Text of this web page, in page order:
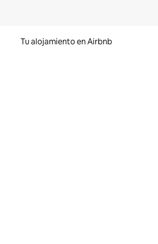
Tu alojamiento en Airbnb